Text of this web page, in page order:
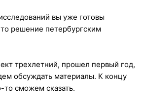
вы уже готовы
решение петербургским
трехлетний, прошел первый год,
обсуждать материалы. К концу
то сможем сказать.